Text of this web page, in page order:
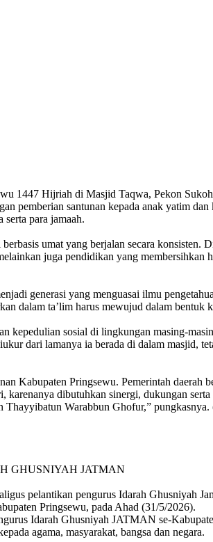
1447 Hijriah di Masjid Taqwa, Pekon
pemberian santunan kepada anak yatim
para jamaah.
umat yang berjalan secara konsisten.
juga pendidikan yang membersihkan
generasi yang menguasai ilmu
dalam ta’lim harus mewujud dalam bentuk
sosial di lingkungan masing-
dari lamanya ia berada di dalam masjid,
Kabupaten Pringsewu. Pemerintah
dibutuhkan sinergi, dukungan
Thayyibatun Warabbun Ghofur,”
GHUSNIYAH JATMAN
pelantikan pengurus Idarah Ghusniyah
Pringsewu, pada Ahad (31/5/2026).
Idarah Ghusniyah JATMAN se-
agama, masyarakat, bangsa dan negara.